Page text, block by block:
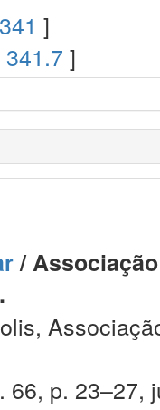
341 ]
341.7 ]
/
66, p. 23–27,